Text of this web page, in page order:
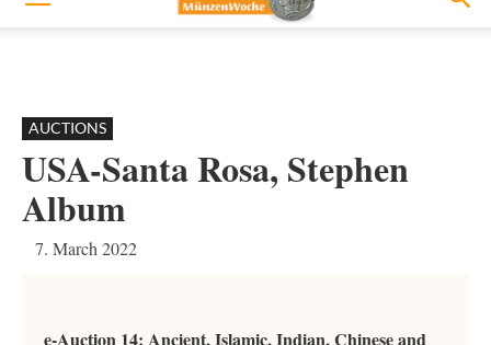
AUCTIONS
USA-Santa Rosa, Stephen
Album
7. March 2022
e-Auction 14: Ancient, Islamic, Indian, Chinese and